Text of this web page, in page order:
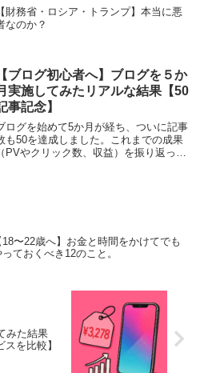
【財務省・ロシア・トランプ】本当に悪
なのか？
【ブログ初心者へ】ブログを５か
実施してみたリアルな結果【50
事記念】
ログを始めて5か月が経ち、ついに記事
も50を達成しました。これまでの成果
（PVやクリック数、収益）を振り返って
18〜22歳へ】お金と時間をかけてでも
っておくべき12のこと。
みた結果
スを比較】